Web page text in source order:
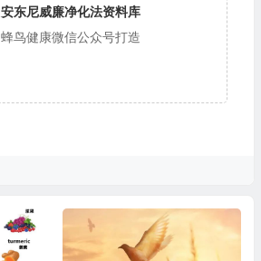
安东尼威廉净化法资料库
蜂鸟健康微信公众号打造